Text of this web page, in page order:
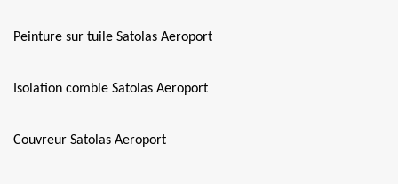
Peinture sur tuile Satolas Aeroport
Isolation comble Satolas Aeroport
Couvreur Satolas Aeroport